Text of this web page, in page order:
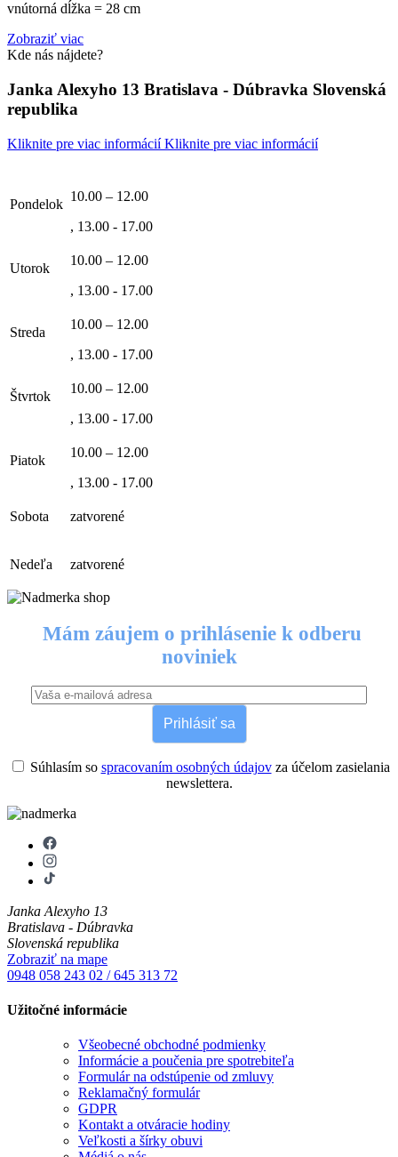
vnútorná dĺžka = 28 cm
Zobraziť viac
Kde nás nájdete?
Janka Alexyho 13 Bratislava - Dúbravka Slovenská
republika
Kliknite pre viac informáciíKliknite pre viac informácií
Pondelok
10.00 – 12.00
, 13.00 - 17.00
Utorok
10.00 – 12.00
, 13.00 - 17.00
Streda
10.00 – 12.00
, 13.00 - 17.00
Štvrtok
10.00 – 12.00
, 13.00 - 17.00
Piatok
10.00 – 12.00
, 13.00 - 17.00
Sobota zatvorené
Nedeľa zatvorené
Mám záujem o prihlásenie k odberu
noviniek
Prihlásiť sa
Súhlasím so spracovaním osobných údajovza účelom zasielania
newslettera.
Janka Alexyho 13
Bratislava - Dúbravka
Slovenská republika
Zobraziť na mape
0948 058 243 02 / 645 313 72
Užitočné informácie
Všeobecné obchodné podmienky
Informácie a poučenia pre spotrebiteľa
Formulár na odstúpenie od zmluvy
Reklamačný formulár
GDPR
Kontakt a otváracie hodiny
Veľkosti a šírky obuvi